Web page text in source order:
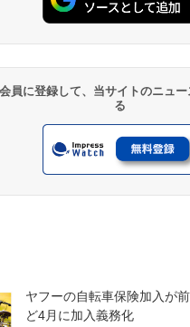
員に登録して、当サイトのニュ
る
ヤフーの自転車保険加入が
ど4月に加入義務化